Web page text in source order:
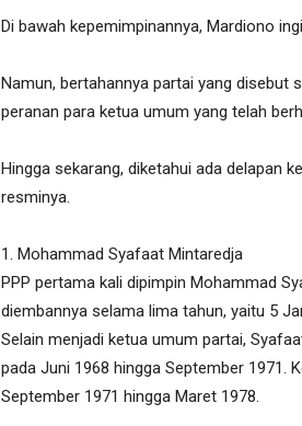
Di bawah kepemimpinannya, Mardiono
Namun, bertahannya partai yang disebut
peranan para ketua umum yang telah
Hingga sekarang, diketahui ada delapan
resminya.
1. Mohammad Syafaat Mintaredja
PPP pertama kali dipimpin Mohammad
diembannya selama lima tahun, yaitu 5
Selain menjadi ketua umum partai,
pada Juni 1968 hingga September 1971.
September 1971 hingga Maret 1978.